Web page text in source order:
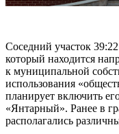
Соседний участок
который находится
к муниципальной
использования
планирует включить
«Янтарный». Ранее в
располагались